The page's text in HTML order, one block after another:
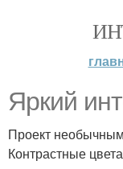
Яркий
Проект
Контрастные